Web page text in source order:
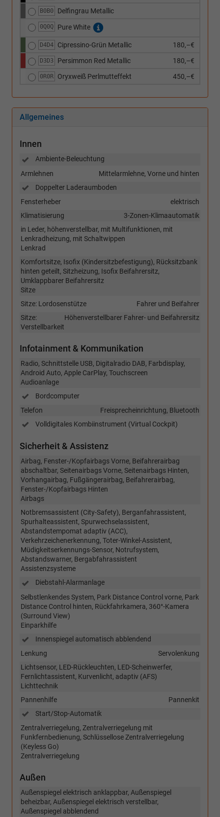
B0B0 Delfingrau Metallic
0Q0Q Pure White
D4D4 Cipressino-Grün Metallic 180,–€
D3D3 Persimmon Red Metallic 180,–€
0R0R Oryxweiß Perlmutteffekt 450,–€
Allgemeines
Innen
Ambiente-Beleuchtung
Mittelarmlehne, Vorne und hinten
Armlehnen
Doppelter Laderaumboden
elektrisch
Fensterheber
3-Zonen-Klimaautomatik
Klimatisierung
in Leder, höhenverstellbar, mit Multifunktionen, mit
Lenkradheizung, mit Schaltwippen
Lenkrad
Komfortsitze, Isofix (Kindersitzbefestigung), Rücksitzbank
hinten geteilt, Sitzheizung, Isofix Beifahrersitz,
Umklappbarer Beifahrersitz
Sitze
Fahrer und Beifahrer
Sitze: Lordosenstütze
Höhenverstellbarer Fahrer- und Beifahrersitz
Sitze:
Verstellbarkeit
Infotainment & Kommunikation
Radio, Schnittstelle USB, Digitalradio DAB, Farbdisplay,
Android Auto, Apple CarPlay, Touchscreen
Audioanlage
Bordcomputer
Freisprecheinrichtung, Bluetooth
Telefon
Volldigitales Kombiinstrument (Virtual Cockpit)
Sicherheit & Assistenz
Airbag, Fenster-/Kopfairbags Vorne, Beifahrerairbag
abschaltbar, Seitenairbags Vorne, Seitenairbags Hinten,
Vorhangairbag, Fußgängerairbag, Beifahrerairbag,
Fenster-/Kopfairbags Hinten
Airbags
Notbremsassistent (City-Safety), Berganfahrassistent,
Spurhalteassistent, Spurwechselassistent,
Abstandstempomat adaptiv (ACC),
Verkehrzeichenerkennung, Toter-Winkel-Assistent,
Müdigkeitserkennungs-Sensor, Notrufsystem,
Abstandswarner, Bergabfahrassistent
Assistenzsysteme
Diebstahl-Alarmanlage
Selbstlenkendes System, Park Distance Control vorne, Park
Distance Control hinten, Rückfahrkamera, 360°-Kamera
(Surround View)
Einparkhilfe
Innenspiegel automatisch abblendend
Servolenkung
Lenkung
Lichtsensor, LED-Rückleuchten, LED-Scheinwerfer,
Fernlichtassistent, Kurvenlicht, adaptiv (AFS)
Lichttechnik
Pannenkit
Pannenhilfe
Start/Stop-Automatik
Zentralverriegelung, Zentralverriegelung mit
Funkfernbedienung, Schlüssellose Zentralverriegelung
(Keyless Go)
Zentralverriegelung
Außen
Außenspiegel elektrisch anklappbar, Außenspiegel
beheizbar, Außenspiegel elektrisch verstellbar,
Außenspiegel abblendend